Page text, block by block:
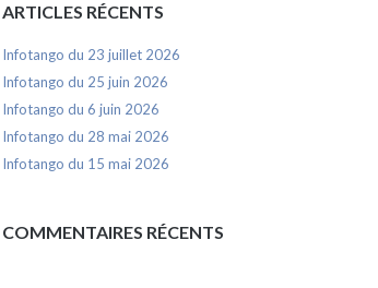
ARTICLES RÉCENTS
Infotango du 23 juillet 2026
Infotango du 25 juin 2026
Infotango du 6 juin 2026
Infotango du 28 mai 2026
Infotango du 15 mai 2026
COMMENTAIRES RÉCENTS